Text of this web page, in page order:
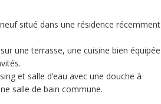
situé dans une résidence récemment
une terrasse, une cuisine bien équipée
et salle d’eau avec une douche à
salle de bain commune.